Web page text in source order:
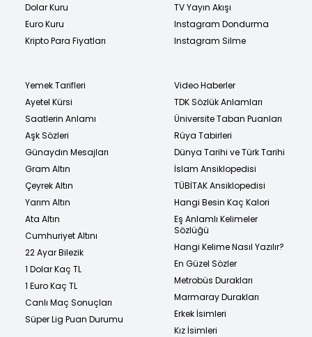
Dolar Kuru
Euro Kuru
Kripto Para Fiyatları
TV Yayın Akışı
Instagram Dondurma
Instagram Silme
Yemek Tarifleri
Ayetel Kürsi
Saatlerin Anlamı
Aşk Sözleri
Günaydın Mesajları
Gram Altın
Çeyrek Altın
Yarım Altın
Ata Altın
Cumhuriyet Altını
22 Ayar Bilezik
1 Dolar Kaç TL
1 Euro Kaç TL
Canlı Maç Sonuçları
Süper Lig Puan Durumu
Video Haberler
TDK Sözlük Anlamları
Üniversite Taban Puanları
Rüya Tabirleri
Dünya Tarihi ve Türk Tarihi
İslam Ansiklopedisi
TÜBİTAK Ansiklopedisi
Hangi Besin Kaç Kalori
Eş Anlamlı Kelimeler
Sözlüğü
Hangi Kelime Nasıl Yazılır?
En Güzel Sözler
Metrobüs Durakları
Marmaray Durakları
Erkek İsimleri
Kız İsimleri